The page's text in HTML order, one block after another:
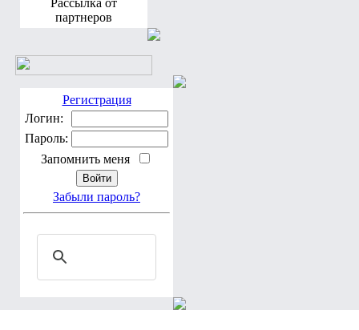
Рассылка от
партнеров
Регистрация
Логин:
Пароль:
Запомнить меня
Забыли пароль?